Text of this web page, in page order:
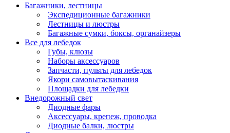
Багажники, лестницы
Экспедиционные багажники
Лестницы и люстры
Багажные сумки, боксы, органайзеры
Все для лебедок
Губы, клюзы
Наборы аксессуаров
Запчасти, пульты для лебедок
Якори самовытаскивания
Площадки для лебедки
Внедорожный свет
Диодные фары
Аксессуары, крепеж, проводка
Диодные балки, люстры